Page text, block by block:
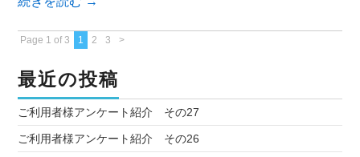
Page 1 of 3 1 2 3 >
最近の投稿
ご利用者様アンケート紹介 その27
ご利用者様アンケート紹介 その26